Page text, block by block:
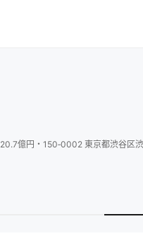
20.7億円 ・ 150‐0002 東京都渋谷区